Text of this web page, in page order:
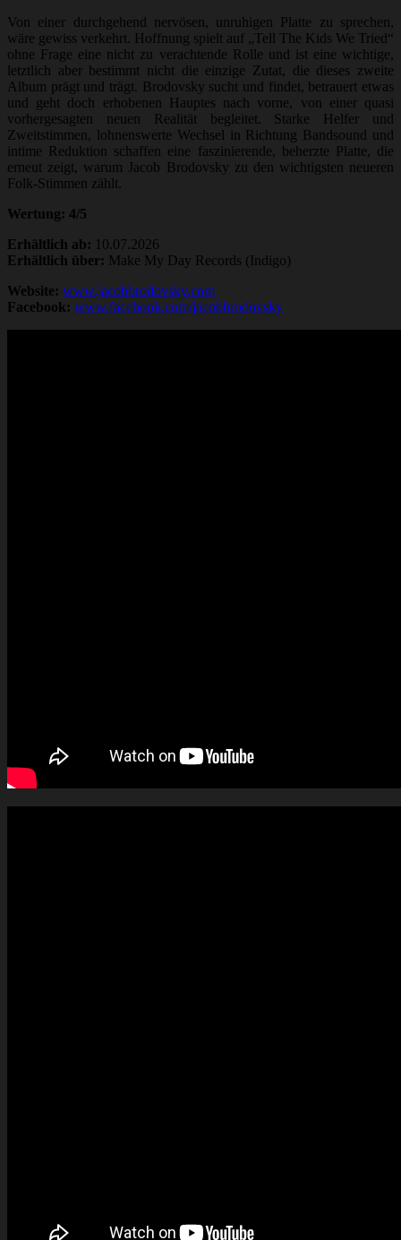
Von einer durchgehend nervösen, unruhigen Platte zu sprechen,
wäre gewiss verkehrt. Hoffnung spielt auf „Tell The Kids We Tried“
ohne Frage eine nicht zu verachtende Rolle und ist eine wichtige,
letztlich aber bestimmt nicht die einzige Zutat, die dieses zweite
Album prägt und trägt. Brodovsky sucht und findet, betrauert etwas
und geht doch erhobenen Hauptes nach vorne, von einer quasi
vorhergesagten neuen Realität begleitet. Starke Helfer und
Zweitstimmen, lohnenswerte Wechsel in Richtung Bandsound und
intime Reduktion schaffen eine faszinierende, beherzte Platte, die
erneut zeigt, warum Jacob Brodovsky zu den wichtigsten neueren
Folk-Stimmen zählt.
Wertung: 4/5
Erhältlich ab: 10.07.2026
Erhältlich über: Make My Day Records (Indigo)
Website: www.jacobbrodovsky.com
Facebook: www.facebook.com/jacobbrodovsky